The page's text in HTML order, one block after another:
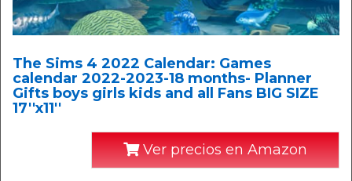
The Sims 4 2022 Calendar: Games
calendar 2022-2023-18 months- Planner
Gifts boys girls kids and all Fans BIG SIZE
17''x11''
Ver precios en Amazon